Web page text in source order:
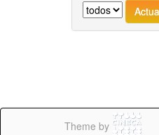
Theme by